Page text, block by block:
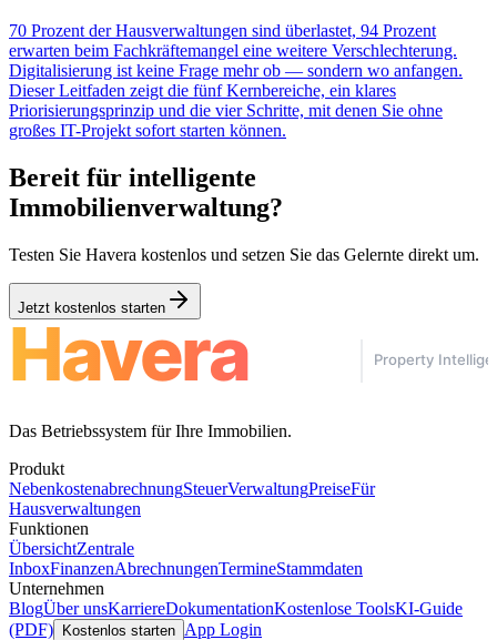
70 Prozent der Hausverwaltungen sind überlastet, 94 Prozent
erwarten beim Fachkräftemangel eine weitere Verschlechterung.
Digitalisierung ist keine Frage mehr ob — sondern wo anfangen.
Dieser Leitfaden zeigt die fünf Kernbereiche, ein klares
Priorisierungsprinzip und die vier Schritte, mit denen Sie ohne
großes IT-Projekt sofort starten können.
Bereit für intelligente
Immobilienverwaltung?
Testen Sie Havera kostenlos und setzen Sie das Gelernte direkt um.
Jetzt kostenlos starten
Das Betriebssystem für Ihre Immobilien.
Produkt
NebenkostenabrechnungSteuerVerwaltungPreiseFür
Hausverwaltungen
Funktionen
ÜbersichtZentrale
InboxFinanzenAbrechnungenTermineStammdaten
Unternehmen
BlogÜber unsKarriereDokumentationKostenlose ToolsKI-Guide
(PDF) Kostenlos starten App Login